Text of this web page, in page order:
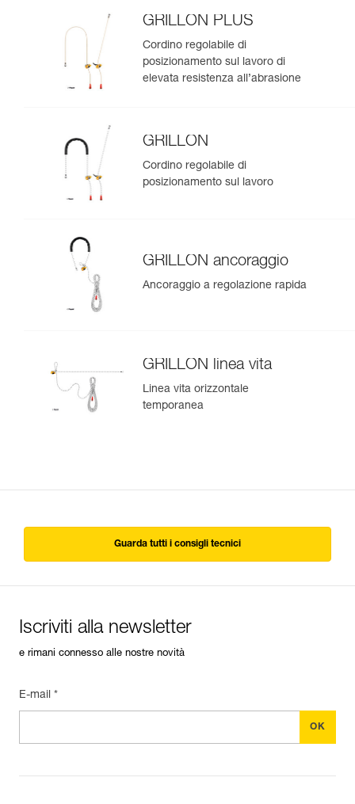
GRILLON PLUS
Cordino regolabile di
posizionamento sul lavoro di
elevata resistenza all’abrasione
GRILLON
Cordino regolabile di
posizionamento sul lavoro
GRILLON ancoraggio
Ancoraggio a regolazione rapida
GRILLON linea vita
Linea vita orizzontale
temporanea
Guarda tutti i consigli tecnici
Iscriviti alla newsletter
e rimani connesso alle nostre novità
E-mail *